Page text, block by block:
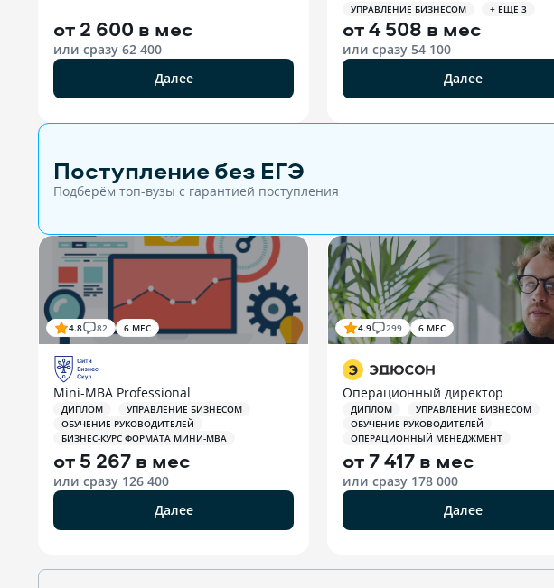
от 2 600 в мес
или сразу 62 400
Далее
УПРАВЛЕНИЕ БИЗНЕСОМ
+ ЕЩЕ 3
от4 508 в мес
или сразу 54 100
Далее
Поступление без ЕГЭ
Подберём топ-вузы c гарантией поступления
4.8 82 6 МЕС
Mini-MBA Professional
ДИПЛОМ
УПРАВЛЕНИЕ БИЗНЕСОМ
ОБУЧЕНИЕ РУКОВОДИТЕЛЕЙ
БИЗНЕС-КУРС ФОРМАТА МИНИ-MBA
от 5 267 в мес
или сразу 126 400
Далее
4.9 299 6 МЕС
Операционный директор
ДИПЛОМ
УПРАВЛЕНИЕ БИЗНЕСОМ
ОБУЧЕНИЕ РУКОВОДИТЕЛЕЙ
ОПЕРАЦИОННЫЙ МЕНЕДЖМЕНТ
от7 417 в мес
или сразу 178 000
Далее